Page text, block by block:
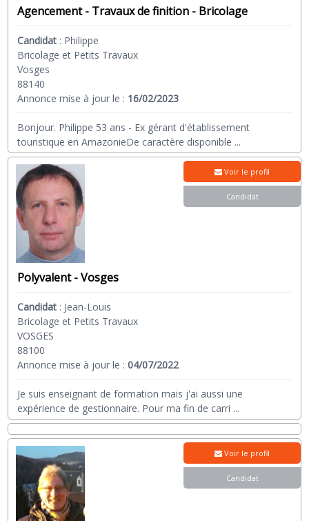
Agencement - Travaux de finition - Bricolage
Candidat : Philippe
Bricolage et Petits Travaux
Vosges
88140
Annonce mise à jour le : 16/02/2023
Bonjour. Philippe 53 ans - Ex gérant d'établissement
touristique en AmazonieDe caractère disponible ...
Polyvalent - Vosges
Candidat : Jean-Louis
Bricolage et Petits Travaux
VOSGES
88100
Annonce mise à jour le :04/07/2022
Je suis enseignant de formation mais j'ai aussi une
expérience de gestionnaire. Pour ma fin de carri ...
Voir le profil
Candidat
Voir le profil
Candidat